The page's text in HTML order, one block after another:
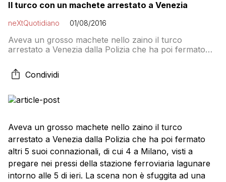
Il turco con un machete arrestato a Venezia
neXtQuotidiano 01/08/2016
Aveva un grosso machete nello zaino il turco
arrestato a Venezia dalla Polizia che ha poi fermato
pregare nei pressi della stazione ferroviaria lagunare
intorno alle 5 di ieri. La scena non è sfuggita ad una
Condividi
Aveva un grosso machete nello zaino il turco
arrestato a Venezia dalla Polizia che ha poi fermato
altri 5 suoi connazionali, di cui 4 a Milano, visti a
pregare nei pressi della stazione ferroviaria lagunare
intorno alle 5 di ieri. La scena non è sfuggita ad una